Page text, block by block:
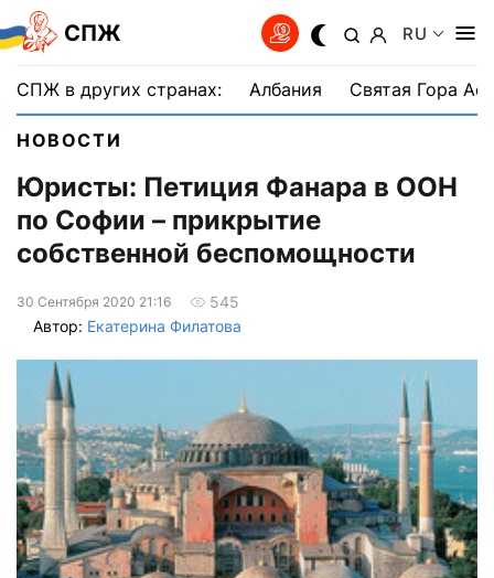
СПЖ RU
СПЖ в других странах: Албания Святая Гора
НОВОСТИ
Юристы: Петиция Фанара в ООН
по Софии – прикрытие
собственной беспомощности
30 Сентября 2020 21:16
545
Автор: Екатерина Филатова